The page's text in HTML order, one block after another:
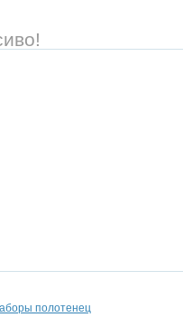
полотенец